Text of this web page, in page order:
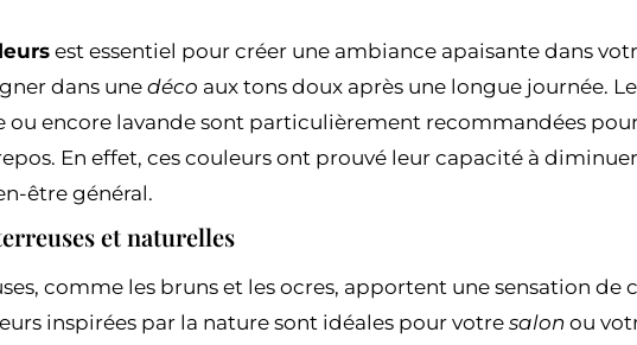
est essentiel pour créer une ambiance apaisante dans
dans une déco aux tons doux après une longue journée.
ou encore lavande sont particulièrement recommandées
En effet, ces couleurs ont prouvé leur capacité à
être général.
et naturelles
comme les bruns et les ocres, apportent une sensation de
inspirées par la nature sont idéales pour votre salon ou